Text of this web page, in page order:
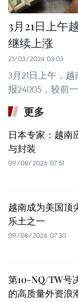
3月21日上午
继续上涨
21/03/2024 03:03
3月21日上午，
报24005，较前
更多
日本专家：越南
与封装
09/08/2026 07:51
越南成为美国顶
乐土之一
09/08/2026 07:30
第10-NQ/TW号
的高质量外资浪